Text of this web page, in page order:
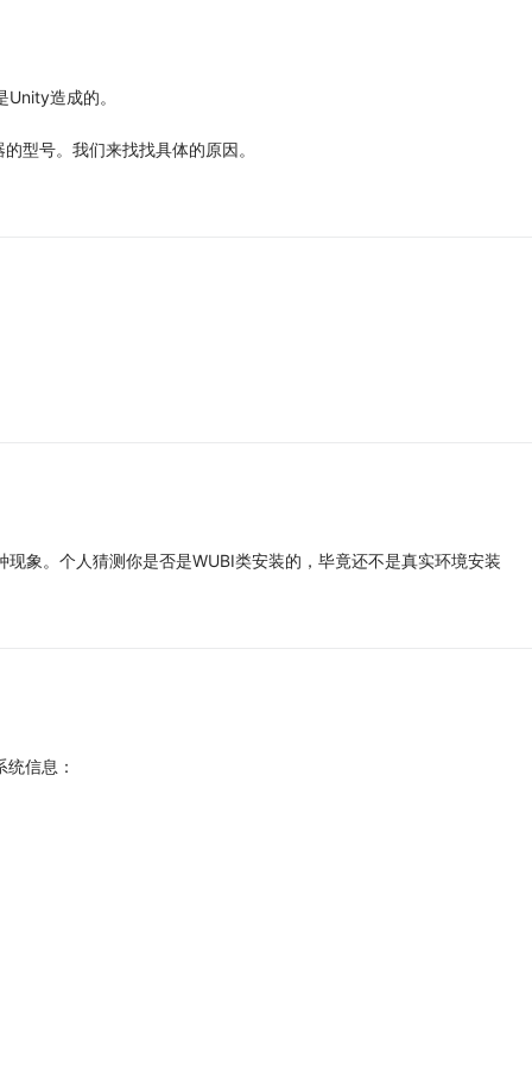
造成的。
型号。我们来找找具体的原因。
象。个人猜测你是否是WUBI类安装的，毕竟还不是真实环境安装
信息：